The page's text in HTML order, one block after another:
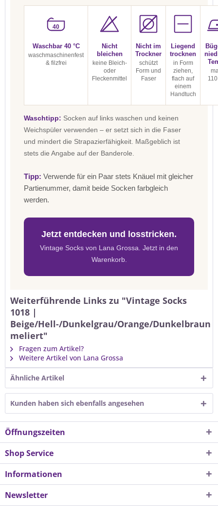
40
Waschbar 40 °C
waschmaschinenfest
& filzfrei
Nicht
bleichen
keine Bleich-
oder
Fleckenmittel
Nicht im
Trockner
schützt
Form und
Faser
Liegend
trocknen
in Form
ziehen,
flach auf
einem
Handtuch
Waschtipp: Socken auf links waschen und keinen
Weichspüler verwenden – er setzt sich in die Faser
und mindert die Strapazierfähigkeit. Maßgeblich ist
stets die Angabe auf der Banderole.
Tipp: Verwende für ein Paar stets Knäuel mit gleicher
Partienummer, damit beide Socken farbgleich
werden.
Jetzt entdecken und losstricken.
Vintage Socks von Lana Grossa. Jetzt in den
Warenkorb.
Weiterführende Links zu "Vintage Socks
1018 |
Beige/Hell-/Dunkelgrau/Orange/Dunkelbraun
meliert"
Fragen zum Artikel?
Weitere Artikel von Lana Grossa
Ähnliche Artikel
Kunden haben sich ebenfalls angesehen
Öffnungszeiten
Shop Service
Informationen
Newsletter